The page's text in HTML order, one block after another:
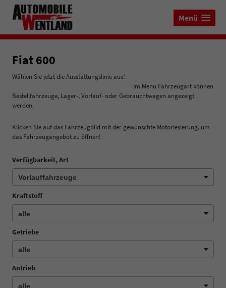
Menü
Fiat 600
Wählen Sie jetzt die Ausstattungslinie aus!
Im Menü Fahrzeugart können
Bestellfahrzeuge, Lager-, Vorlauf- oder Gebrauchtwagen angezeigt
werden.
Klicken Sie auf das Fahrzeugbild mit der gewünschte Motoriesierung, um
das Fahrzeugangebot zu öffnen!
Verfügbarkeit, Art
Kraftstoff
Getriebe
Antrieb